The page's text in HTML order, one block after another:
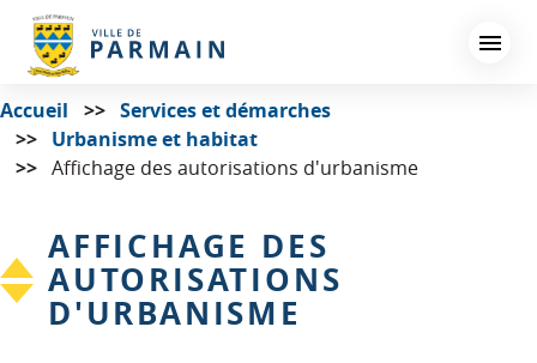
principal
Accueil
Services et démarches
Urbanisme et habitat
Affichage des autorisations d'urbanisme
AFFICHAGE DES
AUTORISATIONS
D'URBANISME